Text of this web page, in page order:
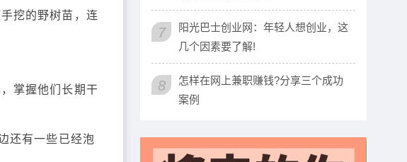
挖的野树苗，连
掌握他们长期干
还有一些已经泡
7
阳光巴士创业网：年轻人想创业，这
几个因素要了解!
8
怎样在网上兼职赚钱?分享三个成功
案例